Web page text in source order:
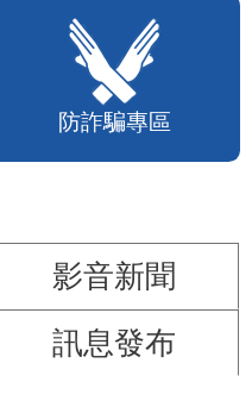
防詐騙專區
影音新聞
訊息發布